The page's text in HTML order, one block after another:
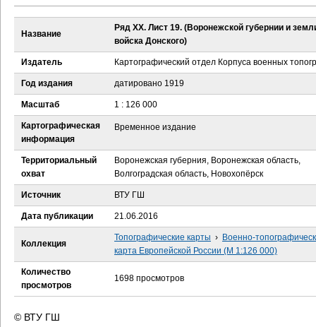
В
з
д
е
с
ь
Название
Ряд XX. Лист 19. (Воронежской губернии и
войска Донского)
Издатель Картографический отдел Корпуса военных
Год издания датировано 1919
Масштаб 1 : 126 000
Картографическая
информация
Временное издание
Территориальный
охват
Воронежская губерния, Воронежская область,
Волгоградская область, Новохопёрск
Источник ВТУ ГШ
Дата публикации 21.06.2016
Коллекция
Топографические карты › Военно-
карта Европейской России (М 1:126 000)
Количество
просмотров
1698 просмотров
© ВТУ ГШ